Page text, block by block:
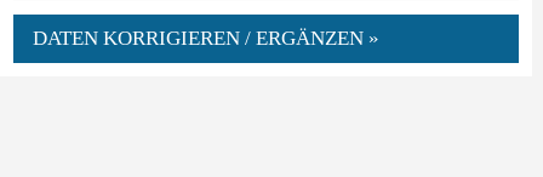
DATEN KORRIGIEREN / ERGÄNZEN »